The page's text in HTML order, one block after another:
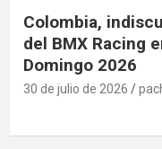
Colombia,
del BMX Racing
Domingo 2026
30 de julio de 2026